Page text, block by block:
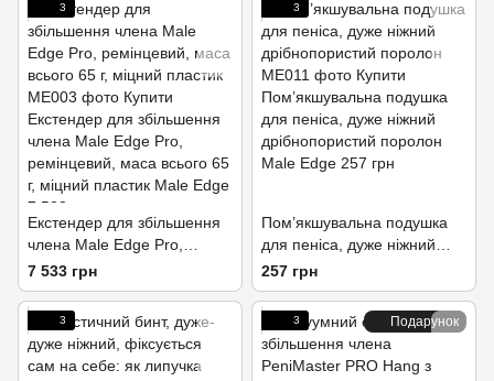
3
Екстендер для збільшення
члена Male Edge Pro,
ремінцевий, маса всього 65
г, міцний пластик
7 533 грн
3
Пом’якшувальна подушка
для пеніса, дуже ніжний
дрібнопористий поролон
257 грн
3 Подарунок
3